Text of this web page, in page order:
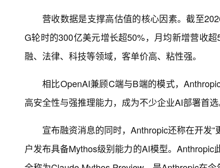
营收数据是支撑高估值的核心因素。截至
G轮时的300亿美元增长超50%，月均新增营收
融、法律、科技等领域，客单价高、粘性强。
相比OpenAI兼顾C端与B端的模式，
高安全性与强推理能力，成为不少企业AI部署首
宣布融资消息的同时，Anthropic还称在开发
户发布具备Mythos级别能力的AI模型。